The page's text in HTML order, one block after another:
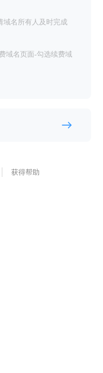
域名所有人及时完成
域名页面-勾选续费域
获得帮助